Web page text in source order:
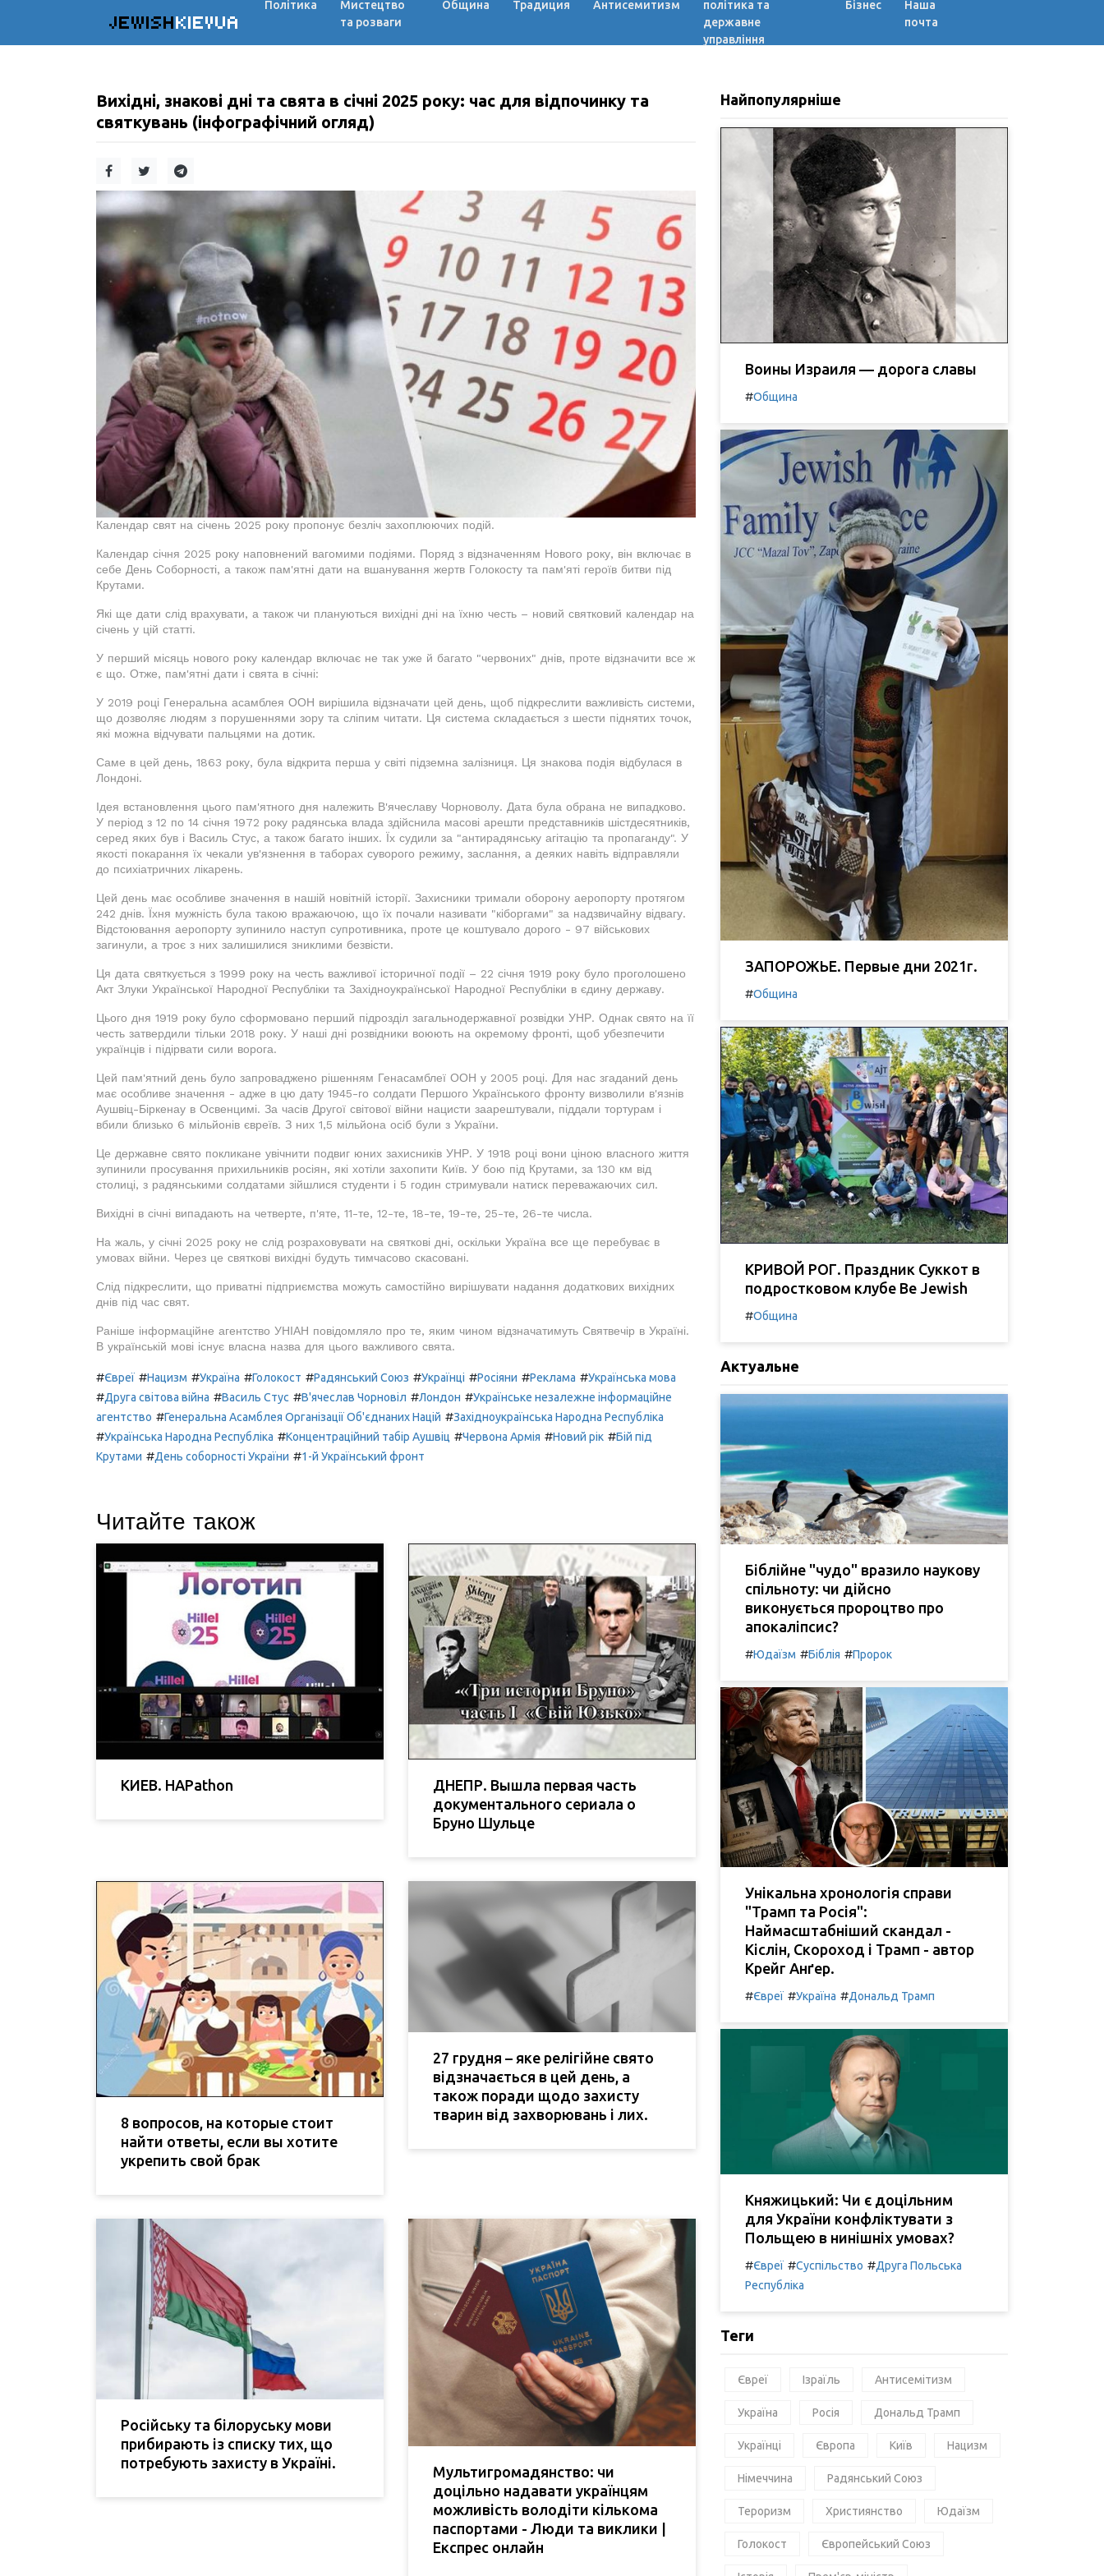
JEWISHKIEVUA
Політика
Мистецтво
та розваги
Община Традиция Антисемитизм
політика та
державне
управління
Бізнес
Наша
почта
Вихідні, знакові дні та свята в січні 2025 року: час для відпочинку та
святкувань (інфографічний огляд)
Календар свят на січень 2025 року пропонує безліч захоплюючих подій.
Календар січня 2025 року наповнений вагомими подіями. Поряд з відзначенням Нового року, він включає в
себе День Соборності, а також пам'ятні дати на вшанування жертв Голокосту та пам'яті героїв битви під
Крутами.
Які ще дати слід врахувати, а також чи плануються вихідні дні на їхню честь – новий святковий календар на
січень у цій статті.
У перший місяць нового року календар включає не так уже й багато "червоних" днів, проте відзначити все ж
є що. Отже, пам'ятні дати і свята в січні:
У 2019 році Генеральна асамблея ООН вирішила відзначати цей день, щоб підкреслити важливість системи,
що дозволяє людям з порушеннями зору та сліпим читати. Ця система складається з шести піднятих точок,
які можна відчувати пальцями на дотик.
Саме в цей день, 1863 року, була відкрита перша у світі підземна залізниця. Ця знакова подія відбулася в
Лондоні.
Ідея встановлення цього пам'ятного дня належить В'ячеславу Чорноволу. Дата була обрана не випадково.
У період з 12 по 14 січня 1972 року радянська влада здійснила масові арешти представників шістдесятників,
серед яких був і Василь Стус, а також багато інших. Їх судили за "антирадянську агітацію та пропаганду". У
якості покарання їх чекали ув'язнення в таборах суворого режиму, заслання, а деяких навіть відправляли
до психіатричних лікарень.
Цей день має особливе значення в нашій новітній історії. Захисники тримали оборону аеропорту протягом
242 днів. Їхня мужність була такою вражаючою, що їх почали називати "кіборгами" за надзвичайну відвагу.
Відстоювання аеропорту зупинило наступ супротивника, проте це коштувало дорого - 97 військових
загинули, а троє з них залишилися зниклими безвісти.
Ця дата святкується з 1999 року на честь важливої історичної події – 22 січня 1919 року було проголошено
Акт Злуки Української Народної Республіки та Західноукраїнської Народної Республіки в єдину державу.
Цього дня 1919 року було сформовано перший підрозділ загальнодержавної розвідки УНР. Однак свято на її
честь затвердили тільки 2018 року. У наші дні розвідники воюють на окремому фронті, щоб убезпечити
українців і підірвати сили ворога.
Цей пам'ятний день було запроваджено рішенням Генасамблеї ООН у 2005 році. Для нас згаданий день
має особливе значення - адже в цю дату 1945-го солдати Першого Українського фронту визволили в'язнів
Аушвіц-Біркенау в Освенцимі. За часів Другої світової війни нацисти заарештували, піддали тортурам і
вбили близько 6 мільйонів євреїв. З них 1,5 мільйона осіб були з України.
Це державне свято покликане увічнити подвиг юних захисників УНР. У 1918 році вони ціною власного життя
зупинили просування прихильників росіян, які хотіли захопити Київ. У бою під Крутами, за 130 км від
столиці, з радянськими солдатами зійшлися студенти і 5 годин стримували натиск переважаючих сил.
Вихідні в січні випадають на четверте, п'яте, 11-те, 12-те, 18-те, 19-те, 25-те, 26-те числа.
На жаль, у січні 2025 року не слід розраховувати на святкові дні, оскільки Україна все ще перебуває в
умовах війни. Через це святкові вихідні будуть тимчасово скасовані.
Слід підкреслити, що приватні підприємства можуть самостійно вирішувати надання додаткових вихідних
днів під час свят.
Раніше інформаційне агентство УНІАН повідомляло про те, яким чином відзначатимуть Святвечір в Україні.
В українській мові існує власна назва для цього важливого свята.
#Євреї #Нацизм #Україна #Голокост #Радянський Союз #Українці #Росіяни #Реклама #Українська мова
#Друга світова війна #Василь Стус #В'ячеслав Чорновіл #Лондон #Українське незалежне інформаційне
агентство #Генеральна Асамблея Організації Об'єднаних Націй #Західноукраїнська Народна Республіка
#Українська Народна Республіка #Концентраційний табір Аушвіц #Червона Армія #Новий рік #Бій під
Крутами #День соборності України #1-й Український фронт
Читайте також
КИЕВ. HAPathon
ДНЕПР. Вышла первая часть
документального сериала о
Бруно Шульце
8 вопросов, на которые стоит
найти ответы, если вы хотите
укрепить свой брак
27 грудня – яке релігійне свято
відзначається в цей день, а
також поради щодо захисту
тварин від захворювань і лих.
Російську та білоруську мови
прибирають із списку тих, що
потребують захисту в Україні.
Мультигромадянство: чи
доцільно надавати українцям
можливість володіти кількома
паспортами - Люди та виклики |
Експрес онлайн
Найпопулярніше
Воины Израиля — дорога славы
#Община
ЗАПОРОЖЬЕ. Первые дни 2021г.
#Община
КРИВОЙ РОГ. Праздник Суккот в
подростковом клубе Be Jewish
#Община
Актуальне
Біблійне "чудо" вразило наукову
спільноту: чи дійсно
виконується пророцтво про
апокаліпсис?
#Юдаїзм #Біблія #Пророк
Унікальна хронологія справи
"Трамп та Росія":
Наймасштабніший скандал -
Кіслін, Скороход і Трамп - автор
Крейг Анґер.
#Євреї #Україна #Дональд Трамп
Княжицький: Чи є доцільним
для України конфліктувати з
Польщею в нинішніх умовах?
#Євреї #Суспільство #Друга Польська
Республіка
Теги
Євреї Ізраїль Антисемітизм
Україна Росія Дональд Трамп
Українці Європа Київ Нацизм
Німеччина Радянський Союз
Тероризм Християнство Юдаїзм
Голокост Європейський Союз